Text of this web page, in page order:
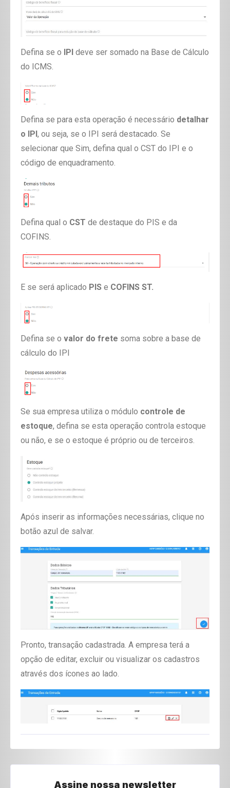
Defina se o IPI deve ser somado na Base de Cálculo
do ICMS.
Defina se para esta operação é necessário detalhar
o IPI , ou seja, se o IPI será destacado. Se
selecionar que Sim, defina qual o CST do IPI e o
código de enquadramento.
Defina qual o CST de destaque do PIS e da
COFINS.
E se será aplicado PIS e COFINS ST.
Defina se o valor do frete soma sobre a base de
cálculo do IPI
Se sua empresa utiliza o módulo controle de
estoque, defina se esta operação controla estoque
ou não, e se o estoque é próprio ou de terceiros.
Após inserir as informações necessárias, clique no
botão azul de salvar.
Pronto, transação cadastrada. A empresa terá a
opção de editar, excluir ou visualizar os cadastros
através dos ícones ao lado.
Assine nossa newsletter